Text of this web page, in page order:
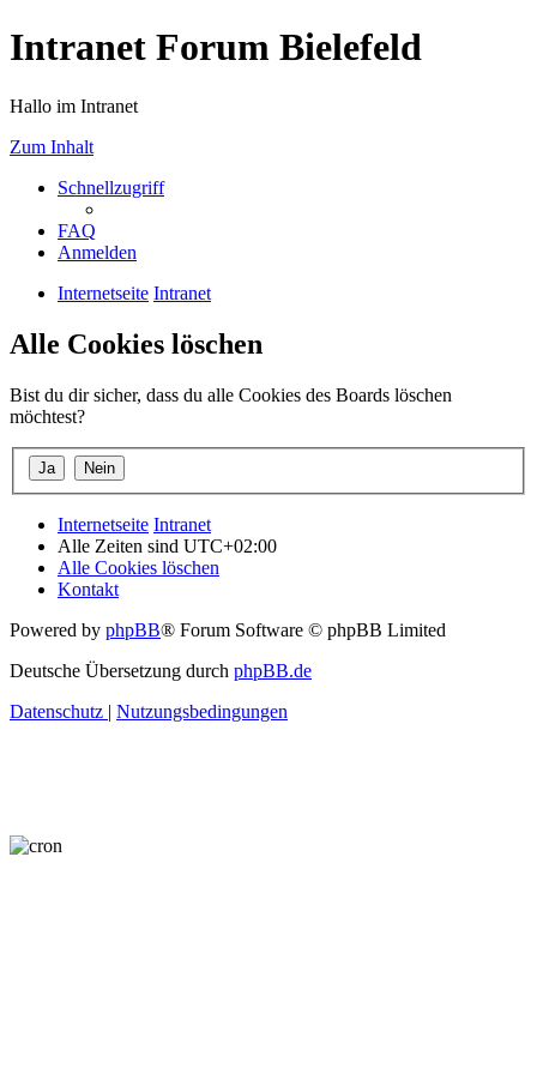
Intranet Forum Bielefeld
Hallo im Intranet
Zum Inhalt
Schnellzugriff
FAQ
Anmelden
Internetseite Intranet
Alle Cookies löschen
Bist du dir sicher, dass du alle Cookies des Boards löschen
möchtest?
Internetseite Intranet
Alle Zeiten sind UTC+02:00
Alle Cookies löschen
Kontakt
Powered by phpBB® Forum Software © phpBB Limited
Deutsche Übersetzung durch phpBB.de
Datenschutz | Nutzungsbedingungen